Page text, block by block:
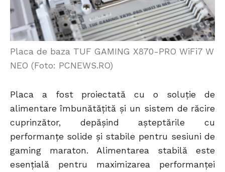
Placa de baza TUF GAMING X870-PRO WiFi7 W
NEO (Foto: PCNEWS.RO)
Placa a fost proiectată cu o soluție de
alimentare îmbunătățită și un sistem de răcire
cuprinzător, depășind așteptările cu
performanțe solide și stabile pentru sesiuni de
gaming maraton. Alimentarea stabilă este
esențială pentru maximizarea performanței